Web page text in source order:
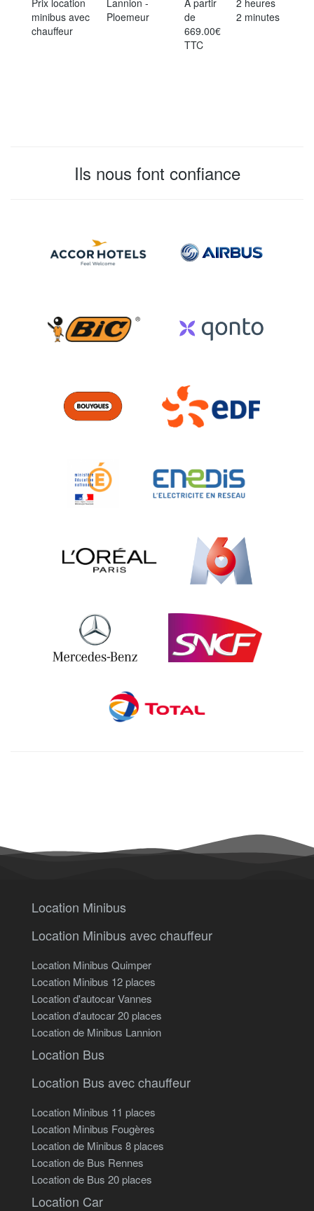
Prix location
minibus avec
chauffeur
Lannion -
Ploemeur
À partir
de
669.00€
TTC
2 heures
2 minutes
Ils nous font confiance
Location Minibus
Location Minibus avec chauffeur
Location Minibus Quimper
Location Minibus 12 places
Location d'autocar Vannes
Location d'autocar 20 places
Location de Minibus Lannion
Location Bus
Location Bus avec chauffeur
Location Minibus 11 places
Location Minibus Fougères
Location de Minibus 8 places
Location de Bus Rennes
Location de Bus 20 places
Location Car